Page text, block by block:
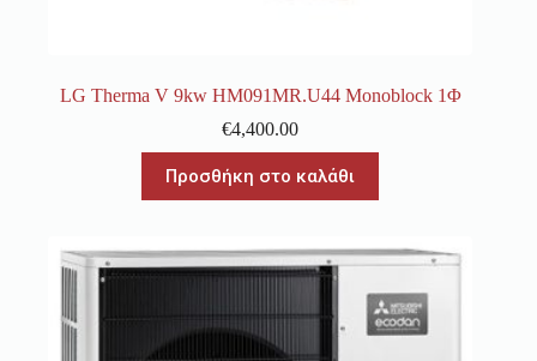
LG Therma V 9kw HM091MR.U44 Monoblock 1Φ
€4,400.00
Προσθήκη στο καλάθι